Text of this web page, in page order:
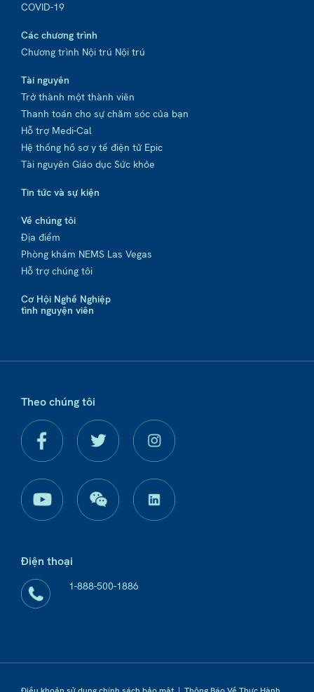
COVID-19
Các chương trình
Chương trình Nội trú Nội trú
Tài nguyên
Trở thành một thành viên
Thanh toán cho sự chăm sóc của bạn
Hỗ trợ Medi-Cal
Hệ thống hồ sơ y tế điện tử Epic
Tài nguyên Giáo dục Sức khỏe
Tin tức và sự kiện
Về chúng tôi
Địa điểm
Phòng khám NEMS Las Vegas
Hỗ trợ chúng tôi
Cơ Hội Nghề Nghiệp
tình nguyện viên
Theo chúng tôi
Điện thoại
1-888-500-1886